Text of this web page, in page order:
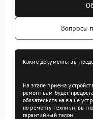
Вопросы
Какие документы вы
На этапе приема
ремонт вам будет
обязательств на ваше
по ремонту техники, вы
гарантийный талон.